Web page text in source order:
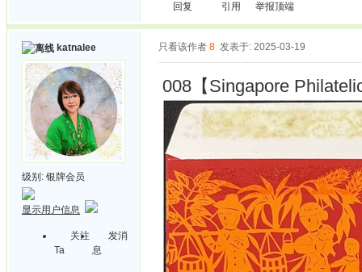
回复 引用 举报顶端
katnalee
级别: 银牌会员
显示用户信息
关注
Ta
发消
息
只看该作者 8 发表于: 2025-03-19
008【Singapore